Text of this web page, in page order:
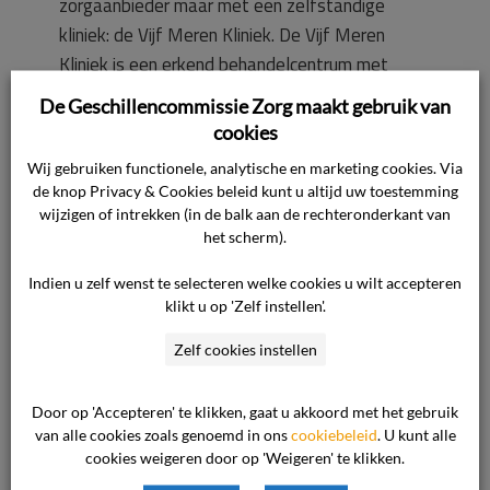
kliniek: de Vijf Meren Kliniek. De Vijf Meren
Kliniek is een erkend behandelcentrum met
diverse locaties. De Vijf Meren Kliniek heeft een
eigen logo, ook draagt personeel van de Vijf
van een eigen cliëntenraad. De Vijf Meren
Kliniek benadrukt op haar website dat in het
geval van een geschil, dat geschil aanhangig kan
worden gemaakt bij de geschillencommissie van
brancheorganisatie ZKN.
Indien en voor zover de commissie zou oordelen
behandelingsovereenkomst tussen de cliënt en
de zorgaanbieder, voert de zorgaanbieder aan
dat de cliënt zijn geschil ruimschoots te laat
De Geschillencommissie Zorg maakt gebruik van
cookies
Wij gebruiken functionele, analytische en marketing cookies. Via
de knop Privacy & Cookies beleid kunt u altijd uw toestemming
wijzigen of intrekken (in de balk aan de rechteronderkant van
het scherm).
Indien u zelf wenst te selecteren welke cookies u wilt accepteren
klikt u op 'Zelf instellen'.
Zelf cookies instellen
Door op 'Accepteren' te klikken, gaat u akkoord met het gebruik
van alle cookies zoals genoemd in onscookiebeleid. U kunt alle
cookies weigeren door op 'Weigeren' te klikken.